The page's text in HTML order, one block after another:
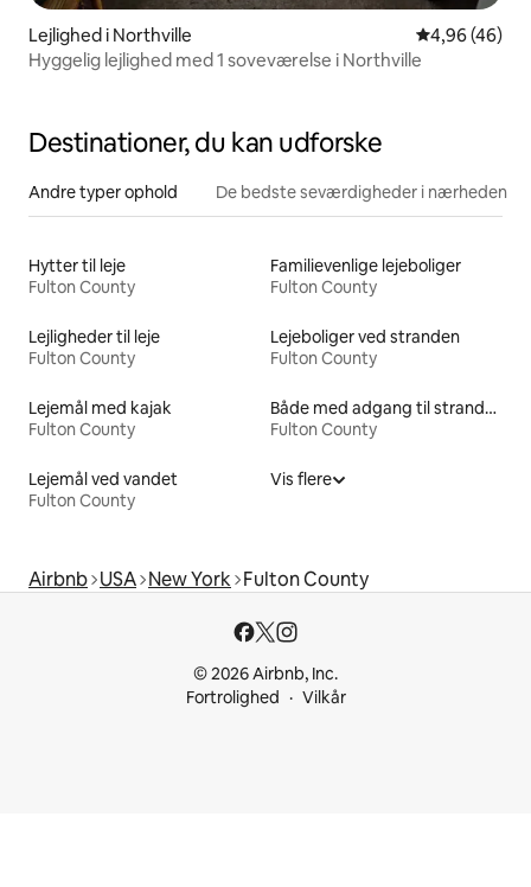
Lejlighed i Northville 4,96 ud af 5 i
4,96 (46)
Hyggelig lejlighed med 1 soveværelse i Northville
Destinationer, du kan udforske
Andre typer ophold De bedste seværdigheder i nærheden
Hytter til leje
Fulton County
Familievenlige lejeboliger
Fulton County
Lejligheder til leje
Fulton County
Lejeboliger ved stranden
Fulton County
Lejemål med kajak
Fulton County
Både med adgang til stranden til leje
Fulton County
Lejemål ved vandet
Fulton County
Vis flere
Airbnb USA New York Fulton County
© 2026 Airbnb, Inc.
Fortrolighed
Vilkår